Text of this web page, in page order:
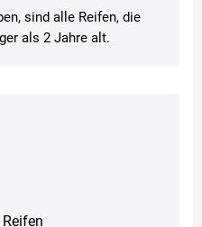
sind alle Reifen, die
als 2 Jahre alt.